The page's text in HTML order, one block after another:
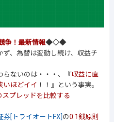
争！最新情報◆◇◆
、為替は変動し続け、収益チ
らないのは・・・、『収益に直
いほどイイ ！！』という事実。
プレッドを比較する
券[トライオートFX]の0.1銭原則